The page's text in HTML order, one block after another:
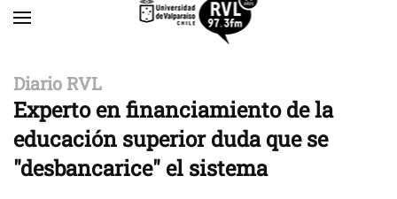
Diario RVL
Experto en financiamiento de la
educación superior duda que se
"desbancarice" el sistema